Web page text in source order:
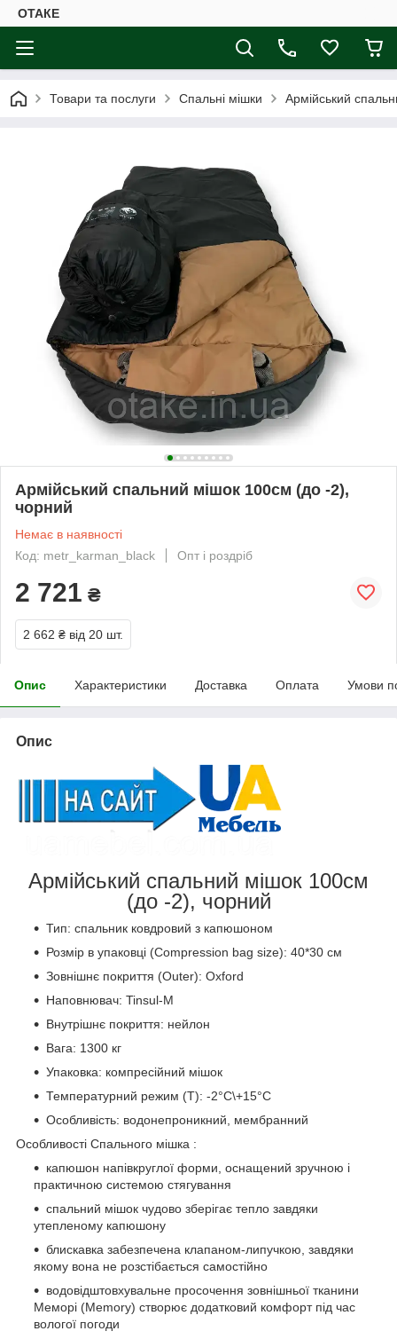
ОТАКЕ
Товари та послуги Спальні мішки Армійський
Армійський спальний мішок 100см (до -2),
чорний
Немає в наявності
Код: metr_karman_black
Опт і роздріб
2 721 ₴
2 662 ₴ від 20 шт.
Опис Характеристики Доставка Оплата Умови
Опис
Армійський спальний мішок 100см
(до -2), чорний
Тип: спальник ковдровий з капюшоном
Розмір в упаковці (Compression bag size): 40*30 см
Зовнішнє покриття (Outer): Oxford
Наповнювач: Tinsul-M
Внутрішнє покриття: нейлон
Вага: 1300 кг
Упаковка: компресійний мішок
Температурний режим (Т): -2°С\+15°С
Особливість: водонепроникний, мембранний
Особливості Спального мішка :
капюшон напівкруглої форми, оснащений зручною і
практичною системою стягування
спальний мішок чудово зберігає тепло завдяки
утепленому капюшону
блискавка забезпечена клапаном-липучкою, завдяки
якому вона не розстібається самостійно
водовідштовхувальне просочення зовнішньої тканини
Меморі (Memory) створює додатковий комфорт під час
вологої погоди